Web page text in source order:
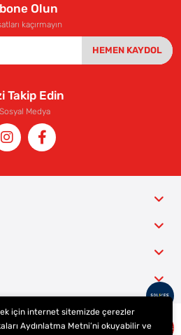
Olun
kaçırmayın
HEMEN KAYDOL
Takip Edin
Sosyal Medya
için internet sitemizde çerezler
Aydınlatma Metni’ni okuyabilir ve